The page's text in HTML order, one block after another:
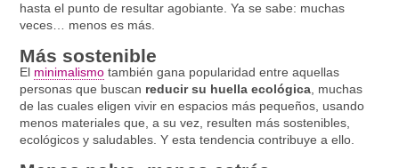
hasta el punto de resultar agobiante. Ya se sabe: muchas
veces… menos es más.
Más sostenible
El minimalismo también gana popularidad entre aquellas
personas que buscan reducir su huella ecológica, muchas
de las cuales eligen vivir en espacios más pequeños, usando
menos materiales que, a su vez, resulten más sostenibles,
ecológicos y saludables. Y esta tendencia contribuye a ello.